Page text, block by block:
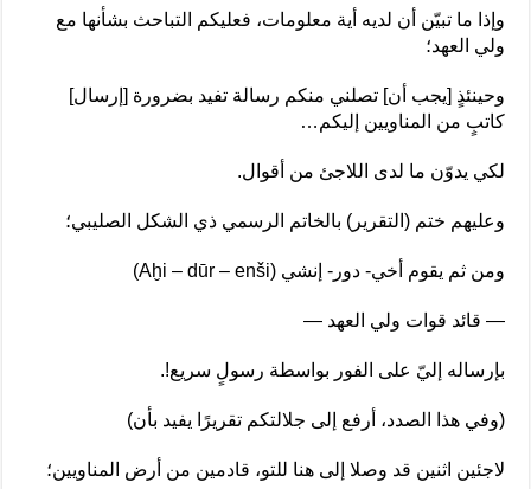
وإذا ما تبيّن أن لديه أية معلومات، فعليكم التباحث بشأنها مع
ولي العهد؛
وحينئذٍ [يجب أن] تصلني منكم رسالة تفيد بضرورة [إرسال]
كاتبٍ من المناويين إليكم…
لكي يدوّن ما لدى اللاجئ من أقوال.
وعليهم ختم (التقرير) بالخاتم الرسمي ذي الشكل الصليبي؛
ومن ثم يقوم أخي- دور- إنشي (Aḫi – dūr – enši)
— قائد قوات ولي العهد —
بإرساله إليّ على الفور بواسطة رسولٍ سريع!.
(وفي هذا الصدد، أرفع إلى جلالتكم تقريرًا يفيد بأن)
لاجئين اثنين قد وصلا إلى هنا للتو، قادمين من أرض المناويين؛